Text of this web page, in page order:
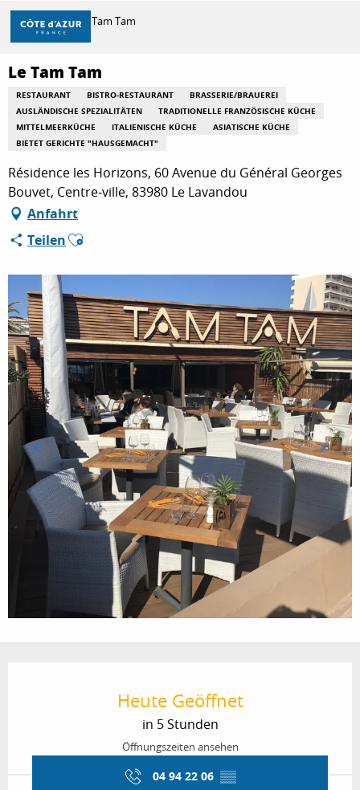
Aller
contenu
principal
ENTDECKEN
ZU TUN
AUFENTHALT
Startseite Le Tam Tam
Le Tam Tam
RESTAURANT BISTRO-RESTAURANT
BRASSERIE/BRAUEREI
AUSLÄNDISCHE SPEZIALITÄTEN
TRADITIONELLE FRANZÖSISCHE KÜCHE
MITTELMEERKÜCHE
ITALIENISCHE KÜCHE
ASIATISCHE KÜCHE
BIETET GERICHTE "HAUSGEMACHT"
Résidence les Horizons, 60 Avenue du Général Georges
Bouvet, Centre-ville, 83980 Le Lavandou
Anfahrt
TeilenAjouter aux favoris
Heute Geöffnet
in 5 Stunden
Öffnungszeiten ansehen
04 94 22 06 ▒▒